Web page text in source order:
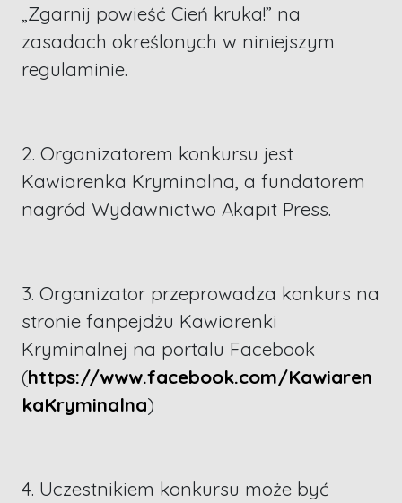
„Zgarnij powieść Cień kruka!” na
zasadach określonych w niniejszym
regulaminie.
2. Organizatorem konkursu jest
Kawiarenka Kryminalna, a fundatorem
nagród Wydawnictwo Akapit Press.
3. Organizator przeprowadza konkurs na
stronie fanpejdżu Kawiarenki
Kryminalnej na portalu Facebook
(https://www.facebook.com/Kawiaren
kaKryminalna)
4. Uczestnikiem konkursu może być